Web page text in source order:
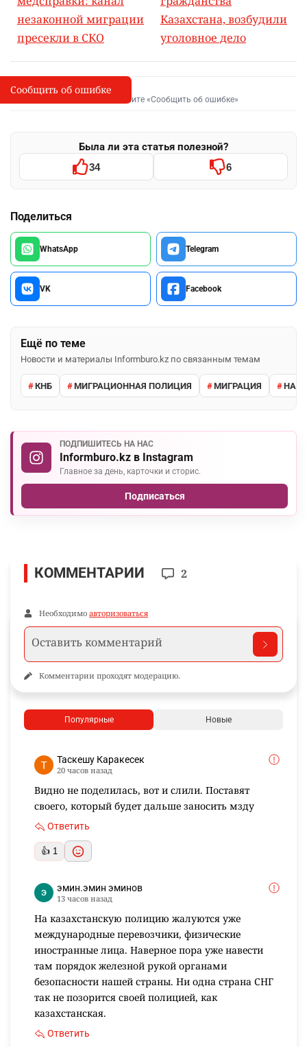
незаконной миграции
пресекли в СКО
Казахстана, возбудили
уголовное дело
I
Сообщить об опечатке
Выделите фрагмент и нажмите «Сообщить об ошибке»
Была ли эта статья полезной?
34 6
Поделиться
WhatsApp Telegram
VK Facebook
Ещё по теме
Новости и материалы Informburo.kz по связанным темам
КНБ МИГРАЦИОННАЯ ПОЛИЦИЯ МИГРАЦИЯ
ПОДПИШИТЕСЬ НА НАС
Informburo.kz в Instagram
Главное за день, карточки и сторис.
Подписаться
Сообщить об ошибке
КОММЕНТАРИИ 2
Необходимо авторизоваться
Комментарии проходят модерацию.
Популярные Новые
Таскешу Каракесек
20 часов назад
Видно не поделилась, вот и слили. Поставят
своего, который будет дальше заносить мзду
Ответить
👍 1
эмин.эмин эминов
13 часов назад
На казахстанскую полицию жалуются уже
международные перевозчики, физические
иностранные лица. Наверное пора уже навести
там порядок железной рукой органами
безопасности нашей страны. Ни одна страна СНГ
так не позорится своей полицией, как
казахстанская.
Ответить